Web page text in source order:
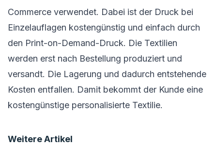
Commerce verwendet. Dabei ist der Druck bei
Einzelauflagen kostengünstig und einfach durch
den Print-on-Demand-Druck. Die Textilien
werden erst nach Bestellung produziert und
versandt. Die Lagerung und dadurch entstehende
Kosten entfallen. Damit bekommt der Kunde eine
kostengünstige personalisierte Textilie.
Weitere Artikel